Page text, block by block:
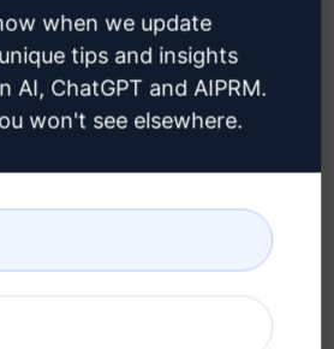
ウントの作成方法は
ックしてください。
ロードでプロンプトを
when we update
tips and insights
AI, ChatGPT and AIPRM.
won't see elsewhere.